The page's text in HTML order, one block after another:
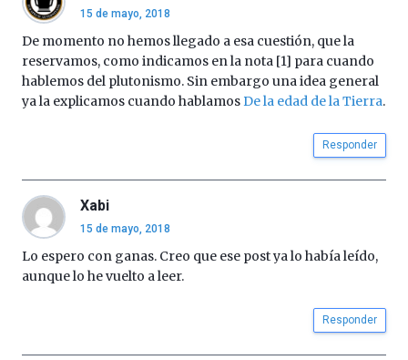
15 de mayo, 2018
De momento no hemos llegado a esa cuestión, que la
reservamos, como indicamos en la nota [1] para cuando
hablemos del plutonismo. Sin embargo una idea general
ya la explicamos cuando hablamosDe la edad de la Tierra.
Responder
Xabi
15 de mayo, 2018
Lo espero con ganas. Creo que ese post ya lo había leído,
aunque lo he vuelto a leer.
Responder